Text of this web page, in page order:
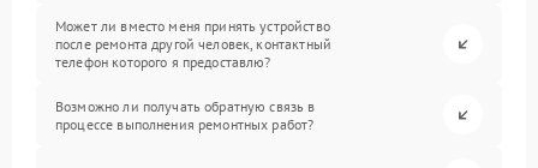
Может ли вместо меня принять устройство
после ремонта другой человек, контактный
телефон которого я предоставлю?
Возможно ли получать обратную связь в
процессе выполнения ремонтных работ?